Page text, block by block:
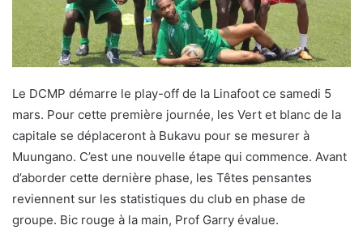
Le DCMP démarre le play-off de la Linafoot ce samedi 5
mars. Pour cette première journée, les Vert et blanc de la
capitale se déplaceront à Bukavu pour se mesurer à
Muungano. C’est une nouvelle étape qui commence. Avant
d’aborder cette dernière phase, les Têtes pensantes
reviennent sur les statistiques du club en phase de
groupe. Bic rouge à la main, Prof Garry évalue.